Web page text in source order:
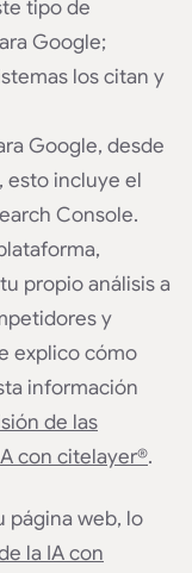
tipo de
Google;
los citan y
Google, desde
esto incluye el
Console.
propio análisis a
y
explico cómo
información
de las
con citelayer®.
página web, lo
la IA con